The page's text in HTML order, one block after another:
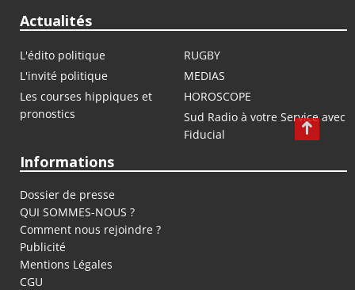
Actualités
L'édito politique
RUGBY
L'invité politique
MEDIAS
Les courses hippiques et
pronostics
HOROSCOPE
Sud Radio à votre Service avec
Fiducial
Informations
Dossier de presse
QUI SOMMES-NOUS ?
Comment nous rejoindre ?
Publicité
Mentions Légales
CGU